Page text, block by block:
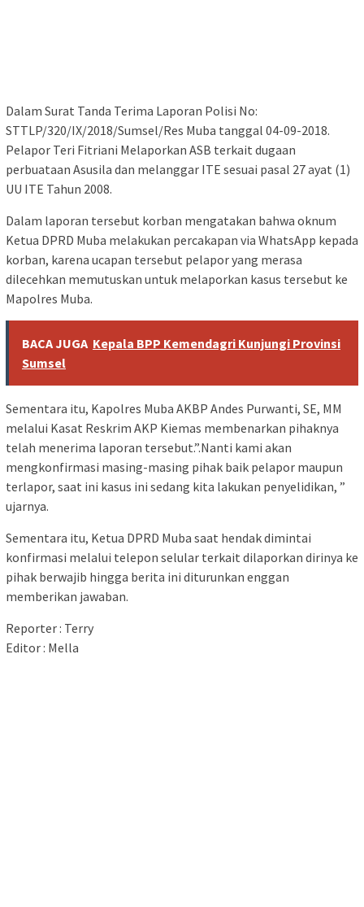
Dalam Surat Tanda Terima Laporan Polisi No:
STTLP/320/IX/2018/Sumsel/Res Muba tanggal 04-09-2018.
Pelapor Teri Fitriani Melaporkan ASB terkait dugaan
perbuataan Asusila dan melanggar ITE sesuai pasal 27 ayat (1)
UU ITE Tahun 2008.
Dalam laporan tersebut korban mengatakan bahwa oknum
Ketua DPRD Muba melakukan percakapan via WhatsApp kepada
korban, karena ucapan tersebut pelapor yang merasa
dilecehkan memutuskan untuk melaporkan kasus tersebut ke
Mapolres Muba.
BACA JUGA Kepala BPP Kemendagri Kunjungi Provinsi
Sumsel
Sementara itu, Kapolres Muba AKBP Andes Purwanti, SE, MM
melalui Kasat Reskrim AKP Kiemas membenarkan pihaknya
telah menerima laporan tersebut.”.Nanti kami akan
mengkonfirmasi masing-masing pihak baik pelapor maupun
terlapor, saat ini kasus ini sedang kita lakukan penyelidikan, ”
ujarnya.
Sementara itu, Ketua DPRD Muba saat hendak dimintai
konfirmasi melalui telepon selular terkait dilaporkan dirinya ke
pihak berwajib hingga berita ini diturunkan enggan
memberikan jawaban.
Reporter : Terry
Editor : Mella